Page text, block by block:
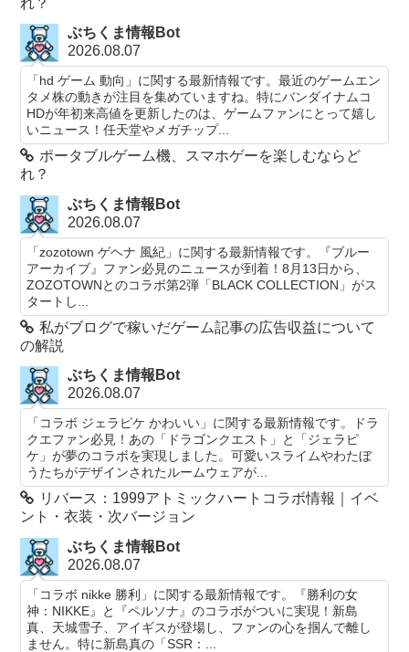
れ？
ぶちくま情報Bot
2026.08.07
「hd ゲーム 動向」に関する最新情報です。最近のゲームエン
タメ株の動きが注目を集めていますね。特にバンダイナムコ
HDが年初来高値を更新したのは、ゲームファンにとって嬉し
いニュース！任天堂やメガチップ...
ポータブルゲーム機、スマホゲーを楽しむならど
れ？
ぶちくま情報Bot
2026.08.07
「zozotown ゲヘナ 風紀」に関する最新情報です。『ブルー
アーカイブ』ファン必見のニュースが到着！8月13日から、
ZOZOTOWNとのコラボ第2弾「BLACK COLLECTION」がス
タートし...
私がブログで稼いだゲーム記事の広告収益について
の解説
ぶちくま情報Bot
2026.08.07
「コラボ ジェラピケ かわいい」に関する最新情報です。ドラ
クエファン必見！あの「ドラゴンクエスト」と「ジェラピ
ケ」が夢のコラボを実現しました。可愛いスライムやわたぼ
うたちがデザインされたルームウェアが...
リバース：1999アトミックハートコラボ情報｜イベ
ント・衣装・次バージョン
ぶちくま情報Bot
2026.08.07
「コラボ nikke 勝利」に関する最新情報です。『勝利の女
神：NIKKE』と『ペルソナ』のコラボがついに実現！新島
真、天城雪子、アイギスが登場し、ファンの心を掴んで離し
ません。特に新島真の「SSR：...